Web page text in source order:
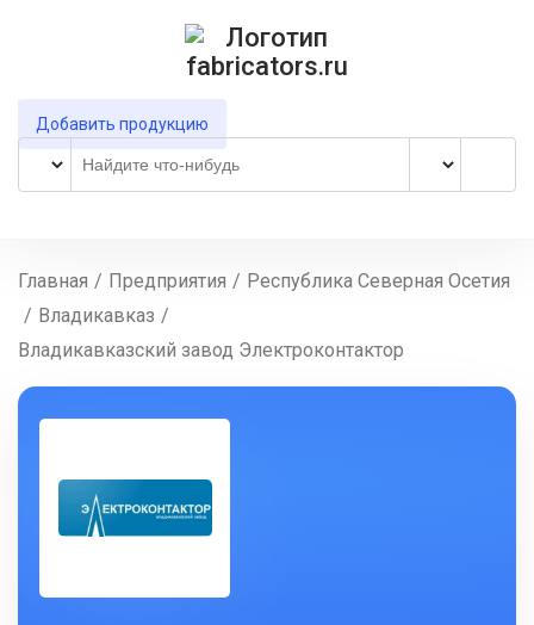
Добавить продукцию
Главная / Предприятия / Республика Северная Осетия
/ Владикавказ /
Владикавказский завод Электроконтактор